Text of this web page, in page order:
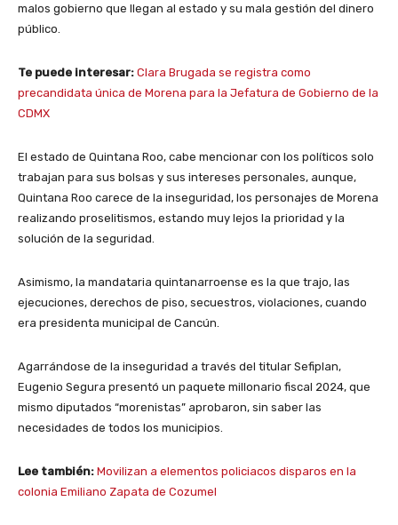
malos gobierno que llegan al estado y su mala gestión del dinero
público.
Te puede interesar: Clara Brugada se registra como
precandidata única de Morena para la Jefatura de Gobierno de la
CDMX
El estado de Quintana Roo, cabe mencionar con los políticos solo
trabajan para sus bolsas y sus intereses personales, aunque,
Quintana Roo carece de la inseguridad, los personajes de Morena
realizando proselitismos, estando muy lejos la prioridad y la
solución de la seguridad.
Asimismo, la mandataria quintanarroense es la que trajo, las
ejecuciones, derechos de piso, secuestros, violaciones, cuando
era presidenta municipal de Cancún.
Agarrándose de la inseguridad a través del titular Sefiplan,
Eugenio Segura presentó un paquete millonario fiscal 2024, que
mismo diputados “morenistas” aprobaron, sin saber las
necesidades de todos los municipios.
Lee también: Movilizan a elementos policiacos disparos en la
colonia Emiliano Zapata de Cozumel